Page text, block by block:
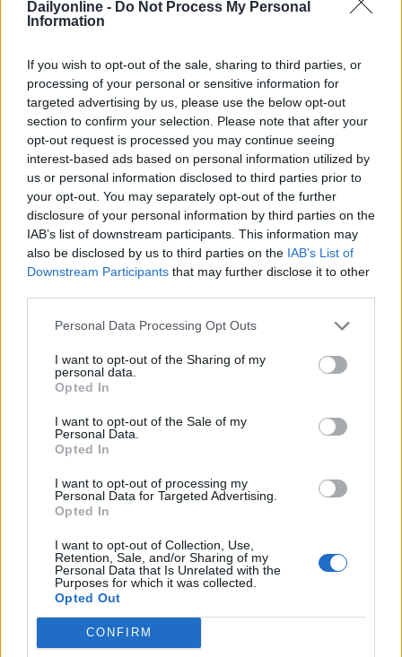
Dailyonline - Do Not Process My Personal
Information
If you wish to opt-out of the sale, sharing to third parties, or
processing of your personal or sensitive information for
targeted advertising by us, please use the below opt-out
section to confirm your selection. Please note that after your
opt-out request is processed you may continue seeing
interest-based ads based on personal information utilized by
us or personal information disclosed to third parties prior to
your opt-out. You may separately opt-out of the further
disclosure of your personal information by third parties on the
IAB’s list of downstream participants. This information may
also be disclosed by us to third parties on the IAB’s List of
Downstream Participants that may further disclose it to other
Personal Data Processing Opt Outs
I want to opt-out of the Sharing of my
personal data.
Opted In
I want to opt-out of the Sale of my
Personal Data.
Opted In
I want to opt-out of processing my
Personal Data for Targeted Advertising.
Opted In
I want to opt-out of Collection, Use,
Retention, Sale, and/or Sharing of my
Personal Data that Is Unrelated with the
Purposes for which it was collected.
Opted Out
CONFIRM
AZIENDE E MERCATI
Dal lusso circolare all’intelligenza artificiale: come
Lenush Saf costruisce un ecosistema tra creatività,
impresa e musica
AZIENDE E MERCATI
Visa riscrive il concetto di premium: l’AI diventa il nuovo
concierge dell’esperienza